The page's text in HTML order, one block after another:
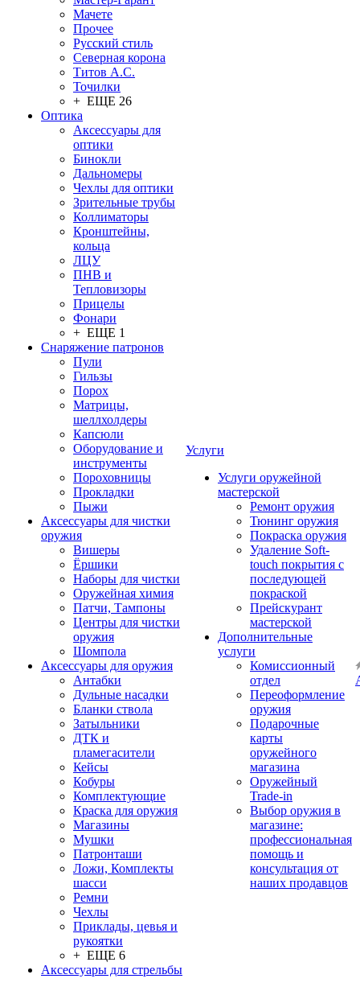
Мачете
Прочее
Русский стиль
Северная корона
Титов А.С.
Точилки
+ ЕЩЕ 26
Оптика
Аксессуары для
оптики
Бинокли
Дальномеры
Чехлы для оптики
Зрительные трубы
Коллиматоры
Кронштейны,
кольца
ЛЦУ
ПНВ и
Тепловизоры
Прицелы
Фонари
+ ЕЩЕ 1
Снаряжение патронов
Пули
Гильзы
Порох
Матрицы,
шеллхолдеры
Капсюли
Оборудование и
инструменты
Пороховницы
Прокладки
Пыжи
Аксессуары для чистки
оружия
Вишеры
Ёршики
Наборы для чистки
Оружейная химия
Патчи, Тампоны
Центры для чистки
оружия
Шомпола
Аксессуары для оружия
Антабки
Дульные насадки
Бланки ствола
Затыльники
ДТК и
пламегасители
Кейсы
Кобуры
Комплектующие
Краска для оружия
Магазины
Мушки
Патронташи
Ложи, Комплекты
шасси
Ремни
Чехлы
Приклады, цевья и
рукоятки
+ ЕЩЕ 6
Аксессуары для стрельбы
Услуги
Услуги оружейной
мастерской
Ремонт оружия
Тюнинг оружия
Покраска оружия
Удаление Soft-
touch покрытия с
последующей
покраской
Прейскурант
мастерской
Дополнительные
услуги
Комиссионный
отдел
Переоформление
оружия
Подарочные
карты
оружейного
магазина
Оружейный
Trade-in
Выбор оружия в
магазине:
профессиональная
помощь и
консультация от
наших продавцов